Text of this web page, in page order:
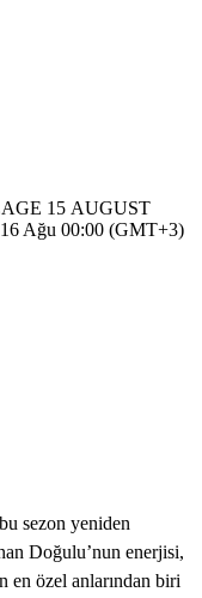
15 AUGUST
16 Ağu 00:00 (GMT+3)
sezon yeniden
Doğulu’nun enerjisi,
en özel anlarından biri